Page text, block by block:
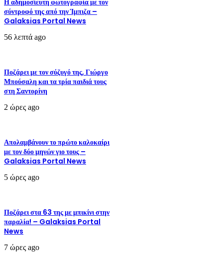
σύντροφό της από την Ίμπιζα –
Galaksias Portal News
56 λεπτά ago
Ποζάρει με τον σύζυγό της, Γιώργο
Μπούσαλη και τα τρία παιδιά τους
στη Σαντορίνη
2 ώρες ago
Απολαμβάνουν το πρώτο καλοκαίρι
με τον δύο μηνών γιο τους –
Galaksias Portal News
5 ώρες ago
Ποζάρει στα 63 της με μπικίνι στην
παραλία! – Galaksias Portal
News
7 ώρες ago